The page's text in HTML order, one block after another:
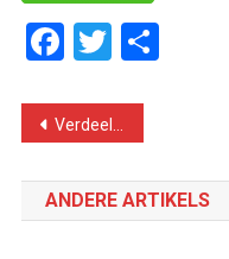
Facebook
Twitter
Delen
Bericht
navigatie
Verdeeldheid binnen de SP. Voor een echte socialistische visie op het vluchtelingenvraagstuk!
ANDERE ARTIKELS